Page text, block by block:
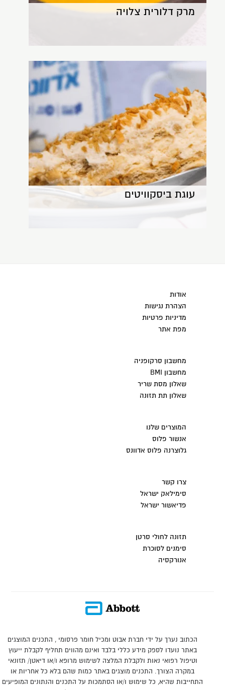
מרק דלורית צלויה
עוגת ביסקוויטים
אודות
הצהרת נגישות
מדיניות פרטיות
מפת אתר
מחשבון סרקופניה
מחשבון BMI
שאלון מסת שריר
שאלון תת תזונה
המוצרים שלנו
אנשור פלוס
גלוצרנה פלוס אדוונס
צרו קשר
סימילאק ישראל
פדיאשור ישראל
תזונה לחולי סרטן
סימנים לסוכרת
אנורקסיה
הכתוב נערך על ידי חברת אבוט ומכיל חומר פרסומי , התכנים המוצגים
באתר נועדו לספק מידע כללי בלבד ואינם מהווים תחליף לקבלת ייעוץ
וטיפול רפואי נאות ולקבלת המלצה לשימוש מרופא ו/או דיאטן/ תזונאי
במקרה הצורך. התכנים מוצגים באתר כמות שהם בלא כל אחריות או
התחייבות שהיא, כל שימוש ו/או הסתמכות על התכנים והנתונים המופיעים